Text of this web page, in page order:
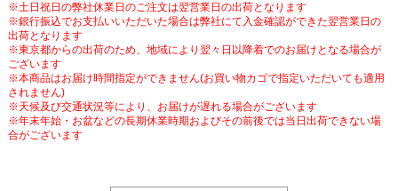
※土日祝日の弊社休業日のご注文は翌営業日の出荷となります
※銀行振込でお支払いいただいた場合は弊社にて入金確認ができた翌営業日の
出荷となります
※東京都からの出荷のため、地域により翌々日以降着でのお届けとなる場合が
ございます
※本商品はお届け時間指定ができません(お買い物カゴで指定いただいても適用
されません)
※天候及び交通状況等により、お届けが遅れる場合がございます
※年末年始・お盆などの長期休業時期およびその前後では当日出荷できない場
合がございます